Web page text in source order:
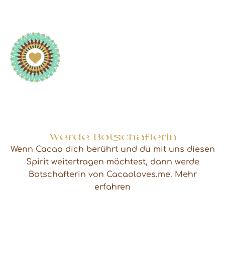
Werde Botschafterin
Wenn Cacao dich berührt und du mit uns diesen
Spirit weitertragen möchtest, dann werde
Botschafterin von Cacaoloves.me. Mehr
erfahren